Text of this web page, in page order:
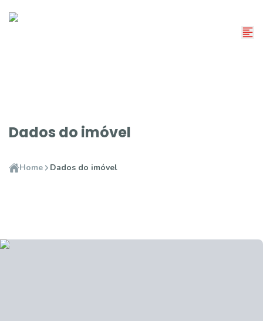
Dados do imóvel
Home Dados do imóvel